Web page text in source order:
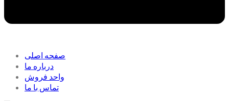
صفحه اصلی
درباره ما
واحد فروش
تماس با ما